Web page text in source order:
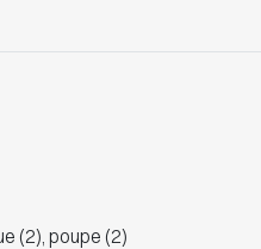
(2), poupe (2)